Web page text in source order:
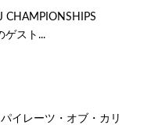
CHAMPIONSHIPS
ゲスト...
イレーツ・オブ・カリ